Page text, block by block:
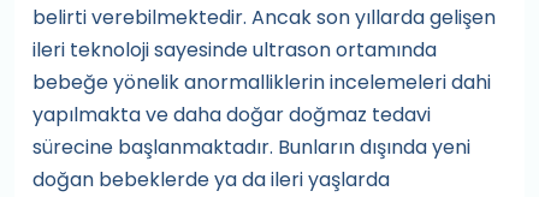
belirti verebilmektedir. Ancak son yıllarda gelişen
ileri teknoloji sayesinde ultrason ortamında
bebeğe yönelik anormalliklerin incelemeleri dahi
yapılmakta ve daha doğar doğmaz tedavi
sürecine başlanmaktadır. Bunların dışında yeni
doğan bebeklerde ya da ileri yaşlarda